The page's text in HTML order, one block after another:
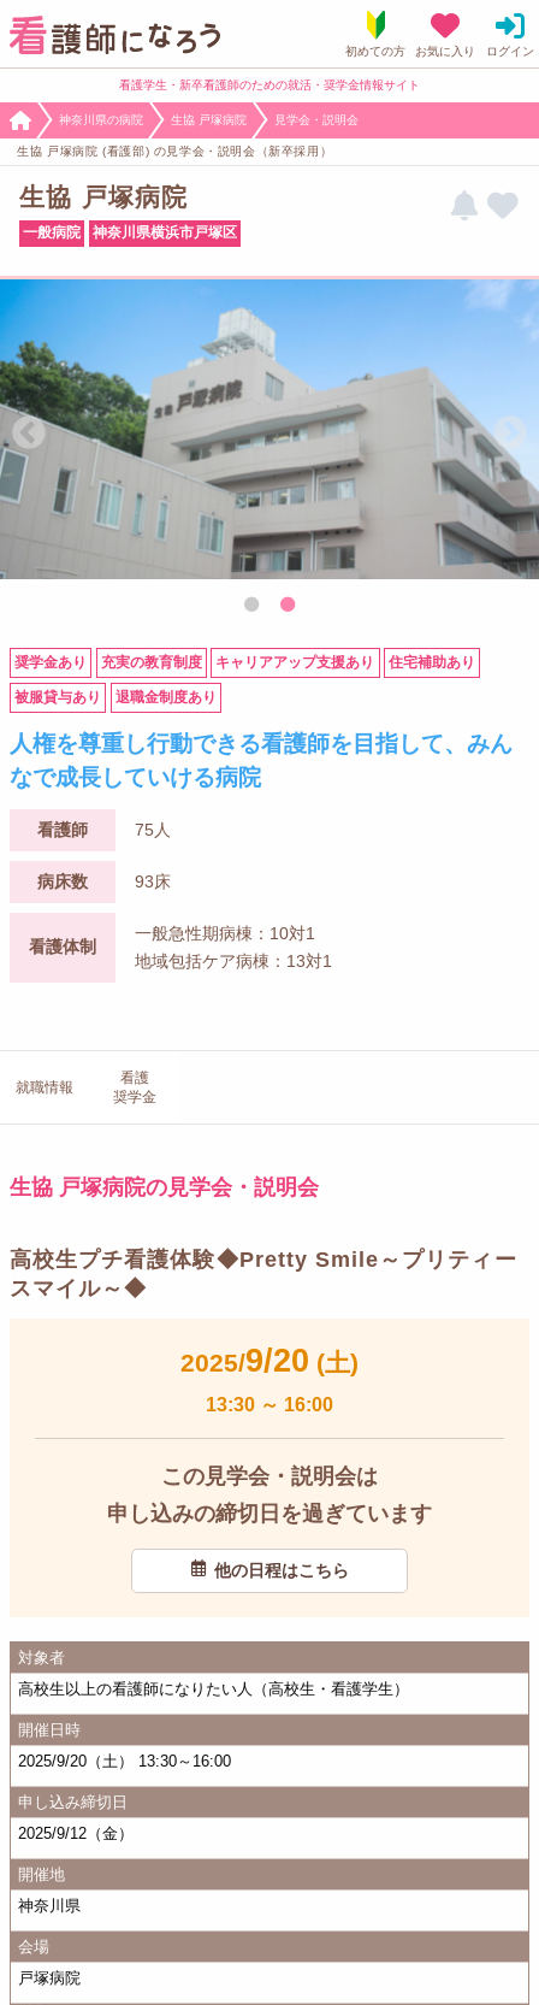
看護学生・新卒看護師のための就活・奨学金情報サイト
神奈川県の病院 生協 戸塚病院 見学会・説明会
生協 戸塚病院 (看護部) の見学会・説明会（新卒採用）
生協 戸塚病院
一般病院 神奈川県横浜市戸塚区
奨学金あり 充実の教育制度 キャリアアップ支援あり 住宅補助あり
被服貸与あり 退職金制度あり
人権を尊重し行動できる看護師を目指して、みん
なで成長していける病院
看護師 75人
病床数 93床
看護体制
一般急性期病棟：10対1
地域包括ケア病棟：13対1
就職情報
看護
奨学金
生協 戸塚病院の見学会・説明会
高校生プチ看護体験◆Pretty Smile～プリティー
スマイル～◆
2025/9/20 (土)
13:30 ～ 16:00
この見学会・説明会は
申し込みの締切日を過ぎています
他の日程はこちら
対象者
高校生以上の看護師になりたい人（高校生・看護学生）
開催日時
2025/9/20（土） 13:30～16:00
申し込み締切日
2025/9/12（金）
開催地
神奈川県
会場
戸塚病院